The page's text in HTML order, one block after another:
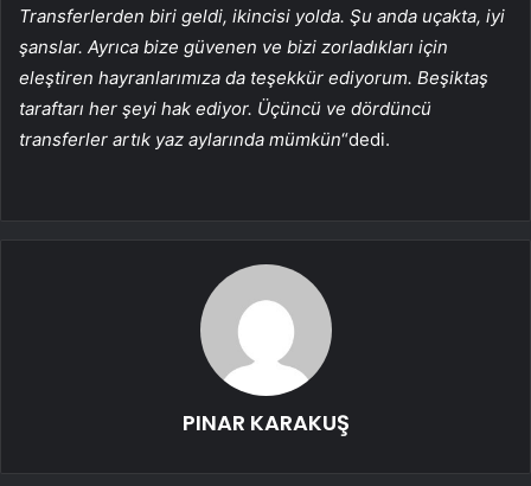
Transferlerden biri geldi, ikincisi yolda. Şu anda uçakta, iyi
şanslar. Ayrıca bize güvenen ve bizi zorladıkları için
eleştiren hayranlarımıza da teşekkür ediyorum. Beşiktaş
taraftarı her şeyi hak ediyor. Üçüncü ve dördüncü
transferler artık yaz aylarında mümkün“dedi.
PINAR KARAKUŞ